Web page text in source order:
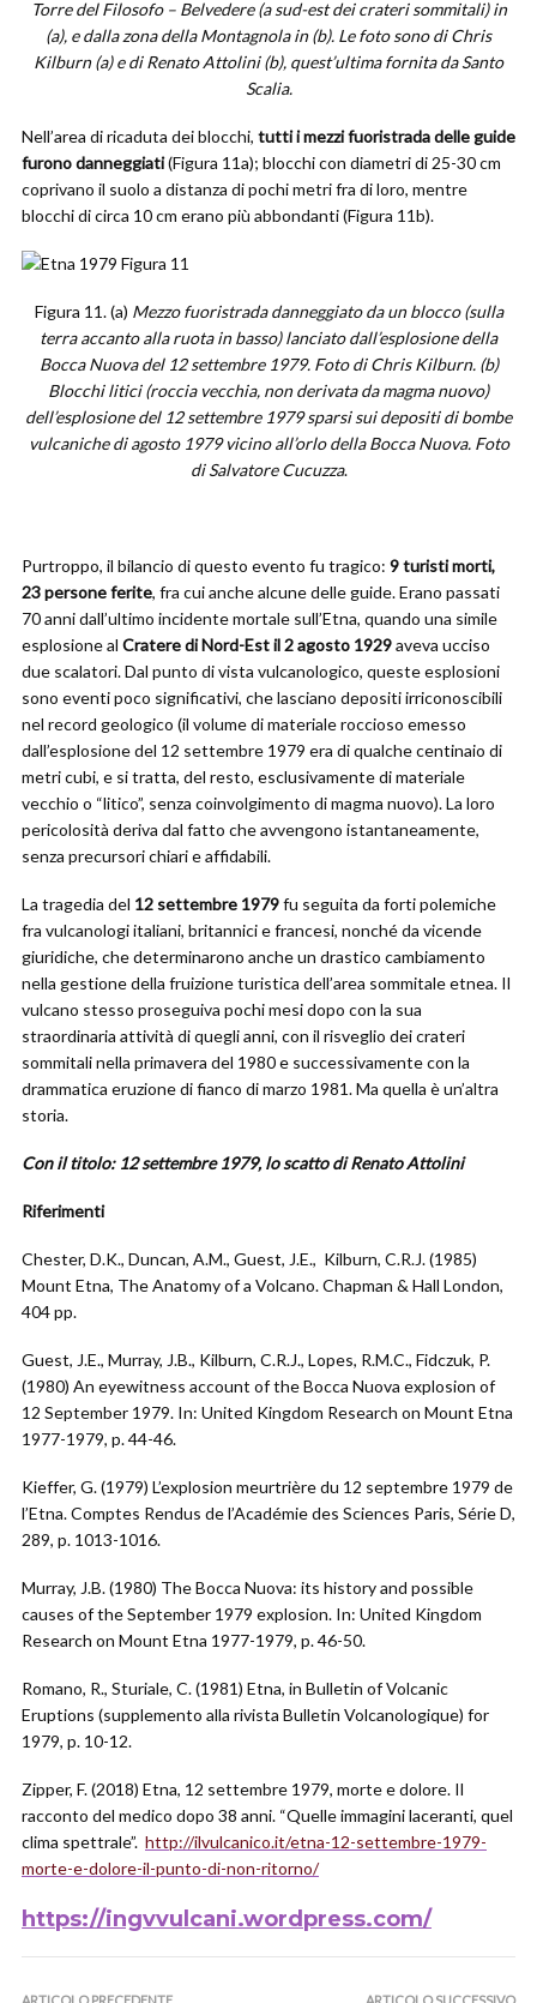
Torre del Filosofo – Belvedere (a sud-est dei crateri sommitali) in
(a), e dalla zona della Montagnola in (b). Le foto sono di Chris
Kilburn (a) e di Renato Attolini (b), quest’ultima fornita da Santo
Scalia.
Nell’area di ricaduta dei blocchi, tutti i mezzi fuoristrada delle guide
furono danneggiati(Figura 11a); blocchi con diametri di 25-30 cm
coprivano il suolo a distanza di pochi metri fra di loro, mentre
blocchi di circa 10 cm erano più abbondanti (Figura 11b).
Figura 11. (a) Mezzo fuoristrada danneggiato da un blocco (sulla
terra accanto alla ruota in basso) lanciato dall’esplosione della
Bocca Nuova del 12 settembre 1979. Foto di Chris Kilburn. (b)
Blocchi litici (roccia vecchia, non derivata da magma nuovo)
dell’esplosione del 12 settembre 1979 sparsi sui depositi di bombe
vulcaniche di agosto 1979 vicino all’orlo della Bocca Nuova. Foto
di Salvatore Cucuzza.
Purtroppo, il bilancio di questo evento fu tragico: 9 turisti morti,
23 persone ferite, fra cui anche alcune delle guide. Erano passati
70 anni dall’ultimo incidente mortale sull’Etna, quando una simile
esplosione al Cratere di Nord-Est il 2 agosto 1929aveva ucciso
due scalatori. Dal punto di vista vulcanologico, queste esplosioni
sono eventi poco significativi, che lasciano depositi irriconoscibili
nel record geologico (il volume di materiale roccioso emesso
dall’esplosione del 12 settembre 1979 era di qualche centinaio di
metri cubi, e si tratta, del resto, esclusivamente di materiale
vecchio o “litico”, senza coinvolgimento di magma nuovo). La loro
pericolosità deriva dal fatto che avvengono istantaneamente,
senza precursori chiari e affidabili.
La tragedia del 12 settembre 1979fu seguita da forti polemiche
fra vulcanologi italiani, britannici e francesi, nonché da vicende
giuridiche, che determinarono anche un drastico cambiamento
nella gestione della fruizione turistica dell’area sommitale etnea. Il
vulcano stesso proseguiva pochi mesi dopo con la sua
straordinaria attività di quegli anni, con il risveglio dei crateri
sommitali nella primavera del 1980 e successivamente con la
drammatica eruzione di fianco di marzo 1981. Ma quella è un’altra
storia.
Con il titolo: 12 settembre 1979, lo scatto di Renato Attolini
Riferimenti
Chester, D.K., Duncan, A.M., Guest, J.E., Kilburn, C.R.J. (1985)
Mount Etna, The Anatomy of a Volcano. Chapman & Hall London,
404 pp.
Guest, J.E., Murray, J.B., Kilburn, C.R.J., Lopes, R.M.C., Fidczuk, P.
(1980) An eyewitness account of the Bocca Nuova explosion of
12 September 1979. In: United Kingdom Research on Mount Etna
1977-1979, p. 44-46.
Kieffer, G. (1979) L’explosion meurtrière du 12 septembre 1979 de
l’Etna. Comptes Rendus de l’Académie des Sciences Paris, Série D,
289, p. 1013-1016.
Murray, J.B. (1980) The Bocca Nuova: its history and possible
causes of the September 1979 explosion. In: United Kingdom
Research on Mount Etna 1977-1979, p. 46-50.
Romano, R., Sturiale, C. (1981) Etna, in Bulletin of Volcanic
Eruptions (supplemento alla rivista Bulletin Volcanologique) for
1979, p. 10-12.
Zipper, F. (2018) Etna, 12 settembre 1979, morte e dolore. Il
racconto del medico dopo 38 anni. “Quelle immagini laceranti, quel
clima spettrale”. http://ilvulcanico.it/etna-12-settembre-1979-
morte-e-dolore-il-punto-di-non-ritorno/
https://ingvvulcani.wordpress.com/